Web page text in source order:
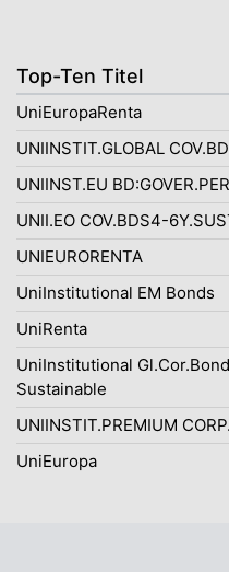
Top-Ten Titel
UniEuropaRenta
UNIINSTIT.GLOBAL
UNIINST.EU
UNII.EO COV.BDS4-
UNIEURORENTA
UniInstitutional EM Bonds
UniRenta
UniInstitutional Gl.Cor.Bond
Sustainable
UNIINSTIT.PREMIUM CORP.
UniEuropa